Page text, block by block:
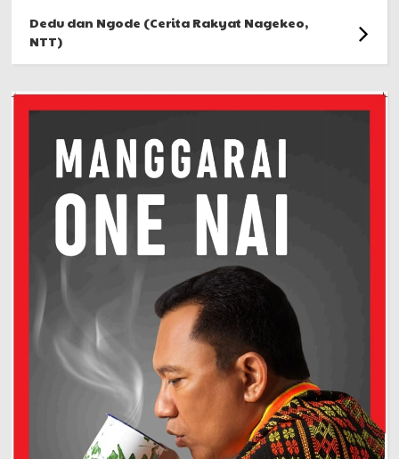
Dedu dan Ngode (Cerita Rakyat Nagekeo,
NTT)